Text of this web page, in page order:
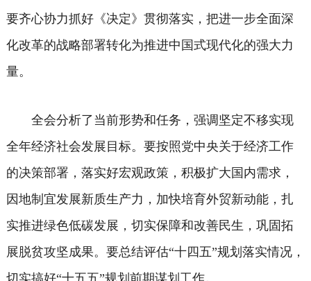
要齐心协力抓好《决定》贯彻落实，把进一步全面深
化改革的战略部署转化为推进中国式现代化的强大力
量。
全会分析了当前形势和任务，强调坚定不移实现
全年经济社会发展目标。要按照党中央关于经济工作
的决策部署，落实好宏观政策，积极扩大国内需求，
因地制宜发展新质生产力，加快培育外贸新动能，扎
实推进绿色低碳发展，切实保障和改善民生，巩固拓
展脱贫攻坚成果。要总结评估“十四五”规划落实情况，
切实搞好“十五五”规划前期谋划工作。